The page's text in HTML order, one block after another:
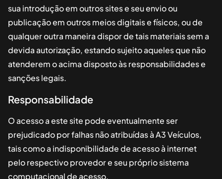
sua introdução em outros sites e seu envio ou
publicação em outros meios digitais e físicos, ou de
qualquer outra maneira dispor de tais materiais sem a
devida autorização, estando sujeito aqueles que não
atenderem o acima disposto às responsabilidades e
sanções legais.
Responsabilidade
O acesso a este site pode eventualmente ser
prejudicado por falhas não atribuídas àA3 Veículos,
tais como a indisponibilidade de acesso à internet
pelo respectivo provedor e seu próprio sistema
computacional de acesso.